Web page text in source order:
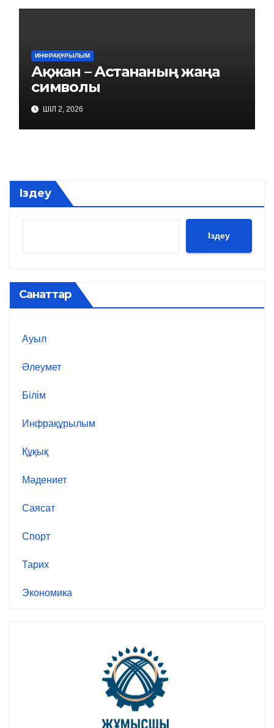
ИНФРАҚҰРЫЛЫМ
Ақжан – Астананың жаңа
символы
ШІЛ 2, 2026
Іздеу
Іздеу
Санаттар
Ауыл
Әлеумет
Білім
Инфрақұрылым
Құқық
Мәдениет
Саясат
Спорт
Тарих
Экономика